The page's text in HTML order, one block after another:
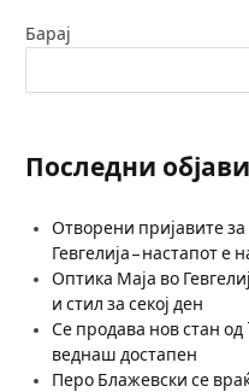
Барај
Последни објави
Отворени пријавите
Гевгелија – настапот е
Оптика Маја во
и стил за секој ден
Се продава нов стан од
веднаш достапен
Перо Блажевски се